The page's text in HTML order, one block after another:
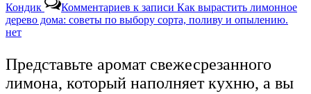
Кондик
Комментариев к записи Как вырастить лимонное
дерево дома: советы по выбору сорта, поливу и опылению.
нет
Представьте аромат свежесрезанного
лимона, который наполняет кухню, а вы